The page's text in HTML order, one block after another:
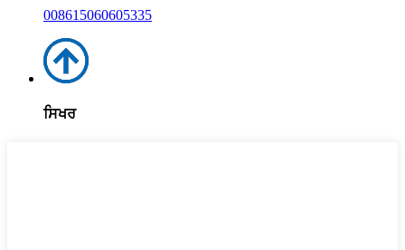
008615060605335
ਸਿਖਰ